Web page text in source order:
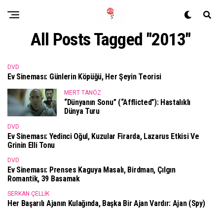
All Posts Tagged "2013"
DVD
Ev Sineması: Günlerin Köpüğü, Her Şeyin Teorisi
MERT TANÖZ
“Dünyanın Sonu” (“Afflicted”): Hastalıklı
Dünya Turu
DVD
Ev Sineması: Yedinci Oğul, Kuzular Firarda, Lazarus Etkisi Ve
Grinin Elli Tonu
DVD
Ev Sineması: Prenses Kaguya Masalı, Birdman, Çılgın
Romantik, 39 Basamak
SERKAN ÇELLIK
Her Başarılı Ajanın Kulağında, Başka Bir Ajan Vardır: Ajan (Spy)